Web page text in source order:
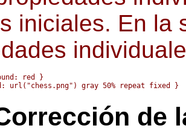
iniciales. En la
red }
de